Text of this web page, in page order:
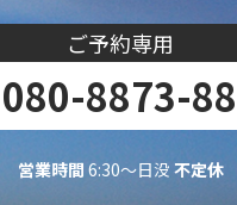
ご予約専用
080-8873-
営業時間 6:30～日没 不定休